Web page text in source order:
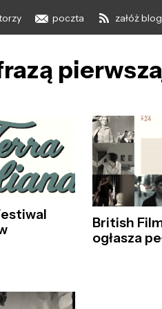
poczta załóż
British
ogłasza